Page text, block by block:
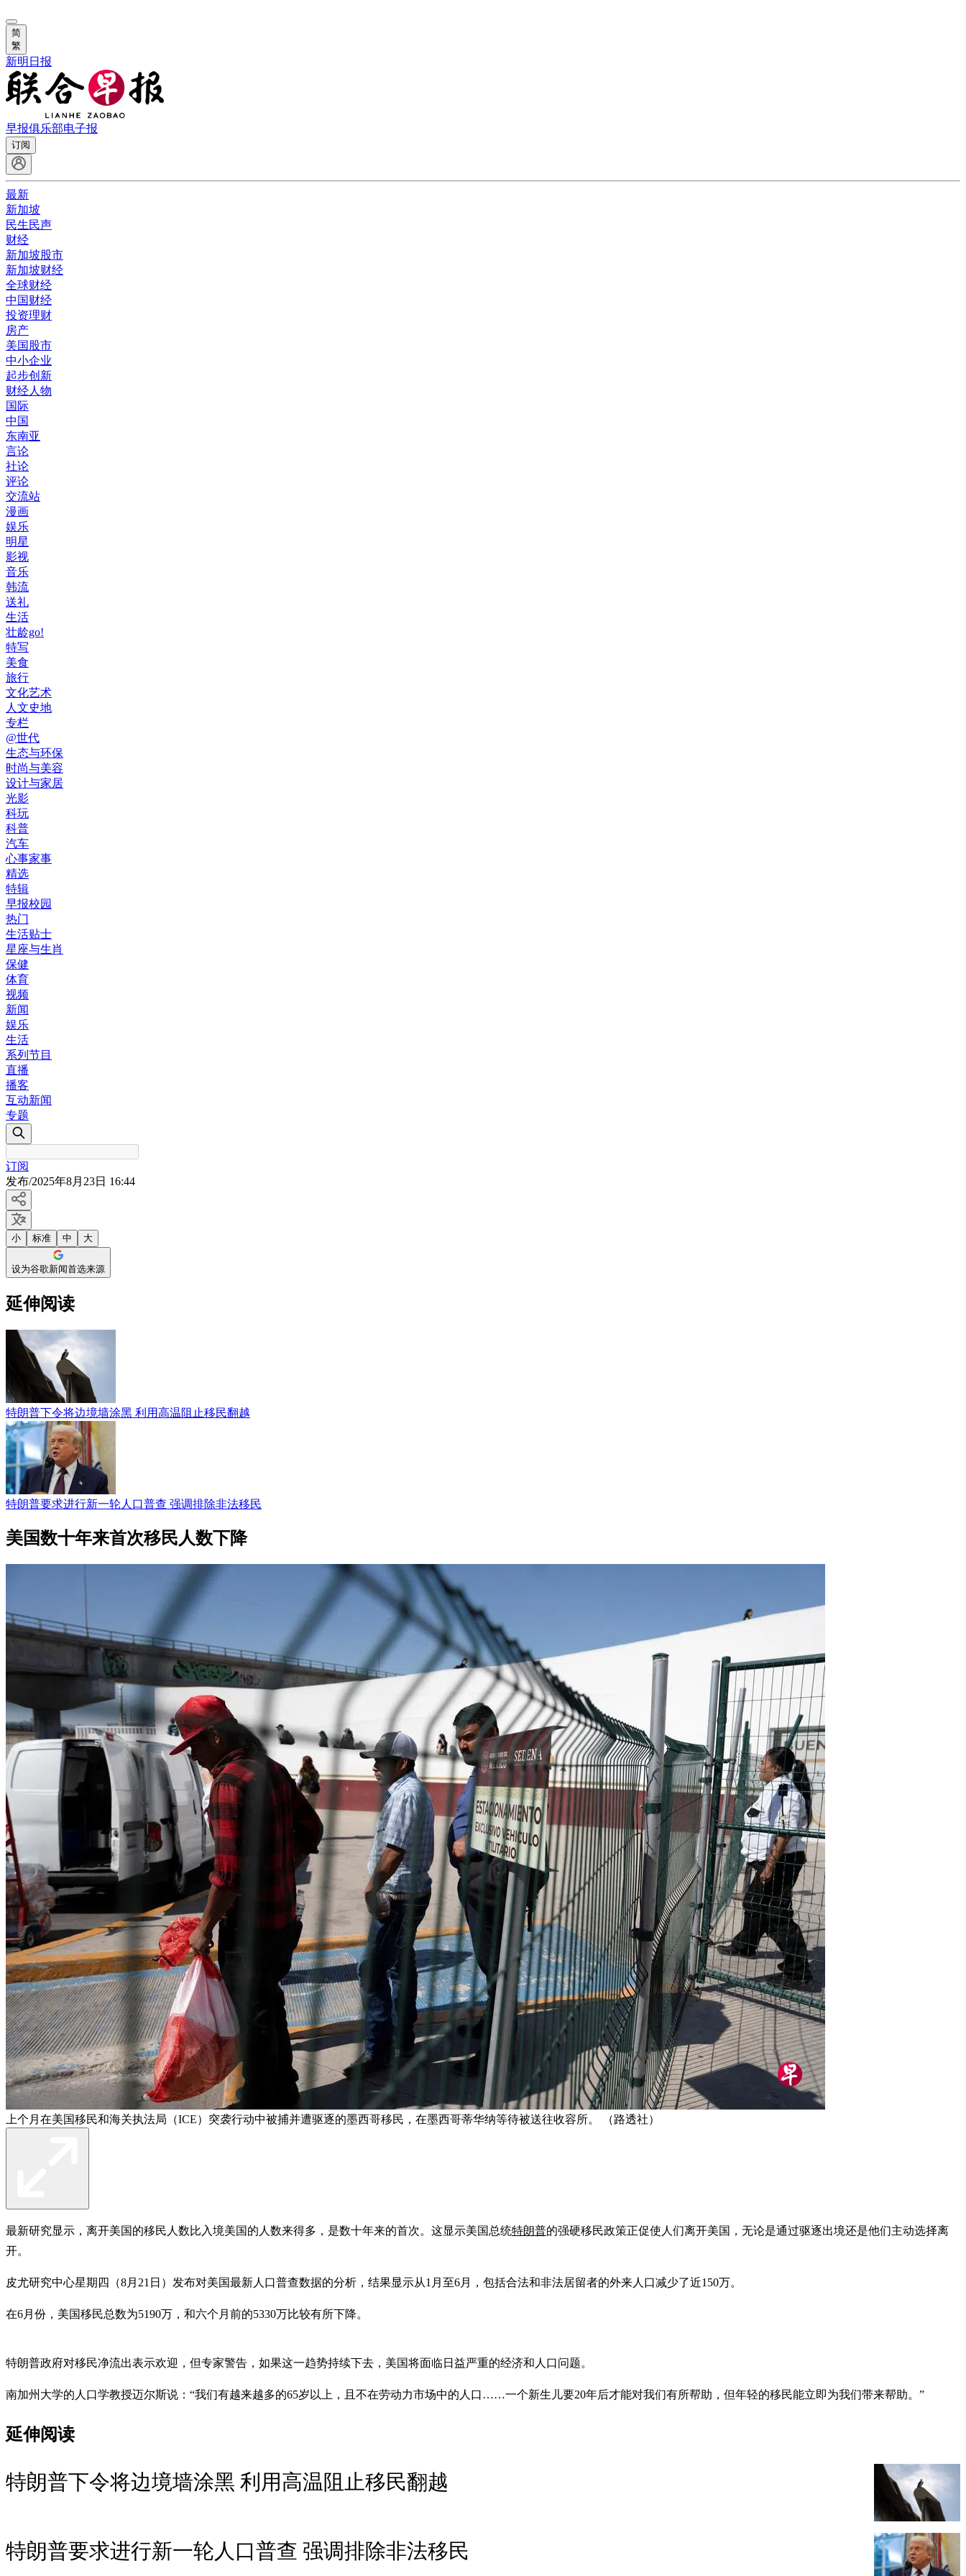
简
繁
新明日报
早报俱乐部电子报
订阅
最新
新加坡
民生民声
财经
新加坡股市
新加坡财经
全球财经
中国财经
投资理财
房产
美国股市
中小企业
起步创新
财经人物
国际
中国
东南亚
言论
社论
评论
交流站
漫画
娱乐
明星
影视
音乐
韩流
送礼
生活
壮龄go!
特写
美食
旅行
文化艺术
人文史地
专栏
@世代
生态与环保
时尚与美容
设计与家居
光影
科玩
科普
汽车
心事家事
精选
特辑
早报校园
热门
生活贴士
星座与生肖
保健
体育
视频
新闻
娱乐
生活
系列节目
直播
播客
互动新闻
专题
订阅
发布/2025年8月23日 16:44
小 标准 中 大
设为谷歌新闻首选来源
延伸阅读
特朗普下令将边境墙涂黑 利用高温阻止移民翻越
特朗普要求进行新一轮人口普查 强调排除非法移民
美国数十年来首次移民人数下降
上个月在美国移民和海关执法局（ICE）突袭行动中被捕并遭驱逐的墨西哥移民，在墨西哥蒂华纳等待被送往收容所。 （路透社）
最新研究显示，离开美国的移民人数比入境美国的人数来得多，是数十年来的首次。这显示美国总统特朗普的强硬移民政策正促使人们离开美国，无论是通过驱逐出境还是他们主动选择离
开。
皮尤研究中心星期四（8月21日）发布对美国最新人口普查数据的分析，结果显示从1月至6月，包括合法和非法居留者的外来人口减少了近150万。
在6月份，美国移民总数为5190万，和六个月前的5330万比较有所下降。
特朗普政府对移民净流出表示欢迎，但专家警告，如果这一趋势持续下去，美国将面临日益严重的经济和人口问题。
南加州大学的人口学教授迈尔斯说：“我们有越来越多的65岁以上，且不在劳动力市场中的人口……一个新生儿要20年后才能对我们有所帮助，但年轻的移民能立即为我们带来帮助。”
延伸阅读
特朗普下令将边境墙涂黑 利用高温阻止移民翻越
特朗普要求进行新一轮人口普查 强调排除非法移民